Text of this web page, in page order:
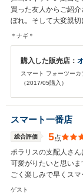
買った友人からご紹
ぼれ。そして大変親
かげでみんなワクワク
＊ナギ＊
購入した販売店：
スマート フォーツーカ
（2017/05購入）
スマート一番店
総合評価 5点
ポラリスの支配人さ
可愛がりたいと思い
ごく楽しみで早くスマ
ゲスト